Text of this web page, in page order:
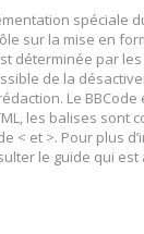
spéciale
sur la mise en
déterminée par
de la
Le BBCode
les balises sont
< et >. Pour plus
le guide qui